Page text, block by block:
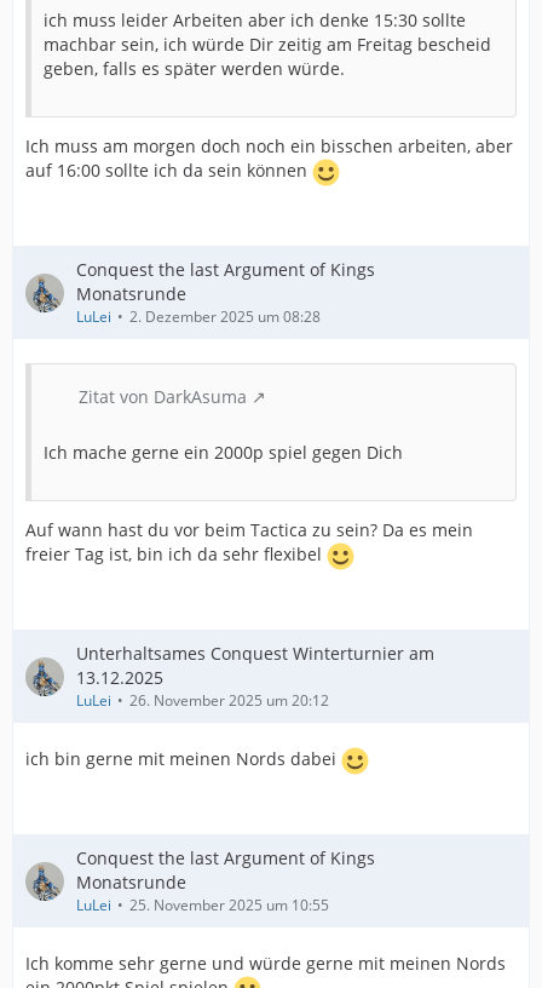
ich muss leider Arbeiten aber ich denke 15:30 sollte
machbar sein, ich würde Dir zeitig am Freitag bescheid
geben, falls es später werden würde.
Ich muss am morgen doch noch ein bisschen arbeiten, aber
auf 16:00 sollte ich da sein können
Conquest the last Argument of Kings
Monatsrunde
LuLei 2. Dezember 2025 um 08:28
Zitat von DarkAsuma
Ich mache gerne ein 2000p spiel gegen Dich
Auf wann hast du vor beim Tactica zu sein? Da es mein
freier Tag ist, bin ich da sehr flexibel
Unterhaltsames Conquest Winterturnier am
13.12.2025
LuLei 26. November 2025 um 20:12
ich bin gerne mit meinen Nords dabei
Conquest the last Argument of Kings
Monatsrunde
LuLei 25. November 2025 um 10:55
Ich komme sehr gerne und würde gerne mit meinen Nords